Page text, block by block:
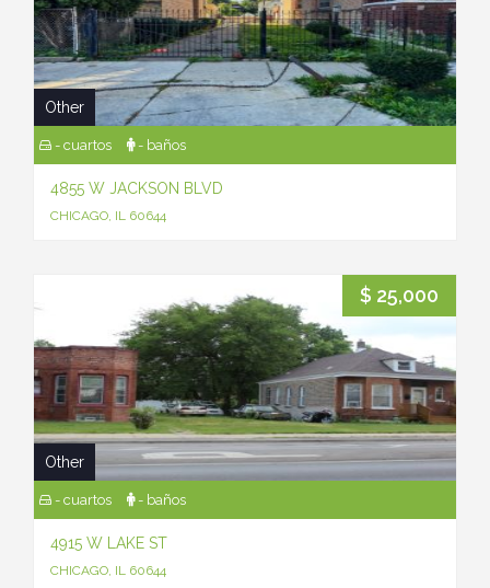
Other
- cuartos - baños
4855 W JACKSON BLVD
CHICAGO, IL 60644
$ 25,000
Other
- cuartos - baños
4915 W LAKE ST
CHICAGO, IL 60644